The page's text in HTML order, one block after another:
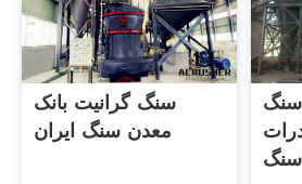
سنگ گرانیت بانک
معدن سنگ ایران
سنگ